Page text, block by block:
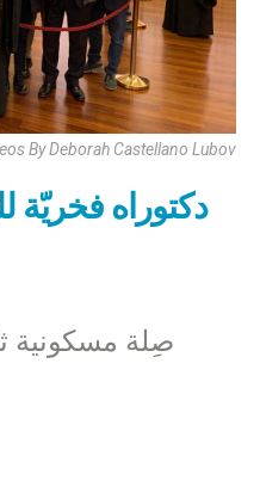
By Deborah Castellano Lubov
دكتوراه فخريّة
صِلة مسكونية